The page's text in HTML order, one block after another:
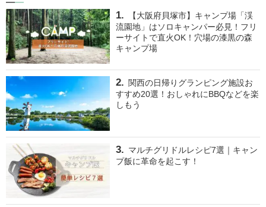
【大阪府貝塚市】キャンプ場「渓
流園地」はソロキャンパー必見！フリ
ーサイトで直火OK！穴場の漆黒の森
キャンプ場
関西の日帰りグランピング施設お
すすめ20選！おしゃれにBBQなどを楽
しもう
マルチグリドルレシピ7選｜キャン
プ飯に革命を起こす！